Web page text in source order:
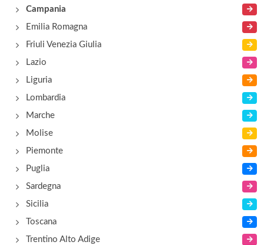
Campania
Emilia Romagna
Friuli Venezia Giulia
Lazio
Liguria
Lombardia
Marche
Molise
Piemonte
Puglia
Sardegna
Sicilia
Toscana
Trentino Alto Adige